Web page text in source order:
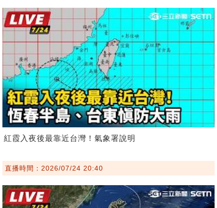
紅霞入夜後最靠近台灣！氣象署說明
直播時間：2026/07/24 20:40